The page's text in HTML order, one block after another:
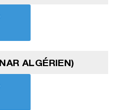
ALGÉRIEN)